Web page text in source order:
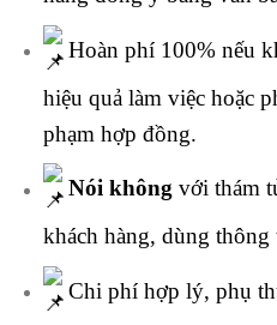
Hoàn phí 100% nếu
hiệu quả làm việc hoặc
phạm hợp đồng.
Nói khôngvới thám
khách hàng, dùng
Chi phí hợp lý, phụ